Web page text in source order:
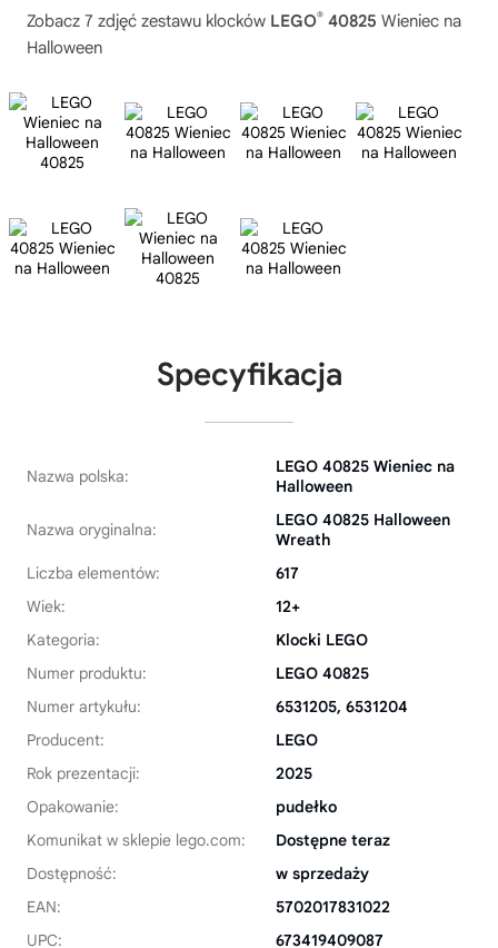
Zobacz 7 zdjęć zestawu klocków LEGO® 40825 Wieniec na
Halloween
Specyfikacja
Nazwa polska:
LEGO 40825 Wieniec na
Halloween
Nazwa oryginalna:
LEGO 40825 Halloween
Wreath
Liczba elementów:
617
Wiek:
12+
Kategoria:
Klocki LEGO
Numer produktu:
LEGO 40825
Numer artykułu:
6531205, 6531204
Producent:
LEGO
Rok prezentacji:
2025
Opakowanie:
pudełko
Komunikat w sklepie lego.com:
Dostępne teraz
Dostępność:
w sprzedaży
EAN:
5702017831022
UPC:
673419409087